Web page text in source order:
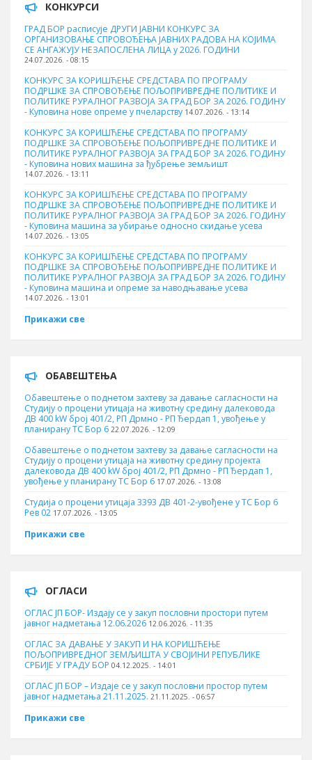
КОНКУРСИ
ГРАД БОР расписује ДРУГИ ЈАВНИ КОНКУРС ЗА
ОРГАНИЗОВАЊЕ СПРОВОЂЕЊА ЈАВНИХ РАДОВА НА КОЈИМА
СЕ АНГАЖУЈУ НЕЗАПОСЛЕНА ЛИЦА у 2026. ГОДИНИ
24.07.2026. - 08:15
КОНКУРС ЗА КОРИШЋЕЊЕ СРЕДСТАВА ПО ПРОГРАМУ
ПОДРШКЕ ЗА СПРОВОЂЕЊЕ ПОЉОПРИВРЕДНЕ ПОЛИТИКЕ И
ПОЛИТИКЕ РУРАЛНОГ РАЗВОЈА ЗА ГРАД БОР ЗА 2026. ГОДИНУ
- Куповина нове опреме у пчеларству 14.07.2026. - 13:14
КОНКУРС ЗА КОРИШЋЕЊЕ СРЕДСТАВА ПО ПРОГРАМУ
ПОДРШКЕ ЗА СПРОВОЂЕЊЕ ПОЉОПРИВРЕДНЕ ПОЛИТИКЕ И
ПОЛИТИКЕ РУРАЛНОГ РАЗВОЈА ЗА ГРАД БОР ЗА 2026. ГОДИНУ
- Куповина нових машина за ђубрење земљишт
14.07.2026. - 13:11
КОНКУРС ЗА КОРИШЋЕЊЕ СРЕДСТАВА ПО ПРОГРАМУ
ПОДРШКЕ ЗА СПРОВОЂЕЊЕ ПОЉОПРИВРЕДНЕ ПОЛИТИКЕ И
ПОЛИТИКЕ РУРАЛНОГ РАЗВОЈА ЗА ГРАД БОР ЗА 2026. ГОДИНУ
- Куповинa машина за убирање односно скидање усева
14.07.2026. - 13:05
КОНКУРС ЗА КОРИШЋЕЊЕ СРЕДСТАВА ПО ПРОГРАМУ
ПОДРШКЕ ЗА СПРОВОЂЕЊЕ ПОЉОПРИВРЕДНЕ ПОЛИТИКЕ И
ПОЛИТИКЕ РУРАЛНОГ РАЗВОЈА ЗА ГРАД БОР ЗА 2026. ГОДИНУ
- Куповина машина и опреме за наводњавање усева
14.07.2026. - 13:01
Прикажи све
ОБАВЕШТЕЊА
Обавештење о поднетом захтеву за давање сагласности на
Студију о процени утицаја на животну средину далековода
ДВ 400 kW број 401/2, РП Дрмно - РП Ђердап 1, увођење у
планирану ТС Бор 6 22.07.2026. - 12:09
Обавештење о поднетом захтеву за давање сагласности на
Студију о процени утицаја на животну средину пројекта
далековода ДВ 400 kW број 401/2, РП Дрмно - РП Ђердап 1,
увођење у планирану ТС Бор 6 17.07.2026. - 13:08
Студија о процени утицаја 3393 ДВ 401-2-увођене у ТС Бор 6
Рев 02 17.07.2026. - 13:05
Прикажи све
ОГЛАСИ
ОГЛАС ЈП БОР- Издају се у закуп пословни простори путем
јавног надметања 12.06.2026 12.06.2026. - 11:35
ОГЛАС ЗА ДАВАЊЕ У ЗАКУП И НА КОРИШЋЕЊЕ
ПОЉОПРИВРЕДНОГ ЗЕМЉИШТА У СВОЈИНИ РЕПУБЛИКЕ
СРБИЈЕ У ГРАДУ БОР 04.12.2025. - 14:01
ОГЛАС ЈП БОР – Издаје се у закуп пословни простор путем
јавног надметања 21.11.2025. 21.11.2025. - 06:57
Прикажи све